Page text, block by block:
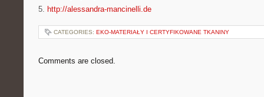
5. http://alessandra-mancinelli.de
CATEGORIES: EKO-MATERIAŁY I CERTYFIKOWANE TKANINY
Comments are closed.